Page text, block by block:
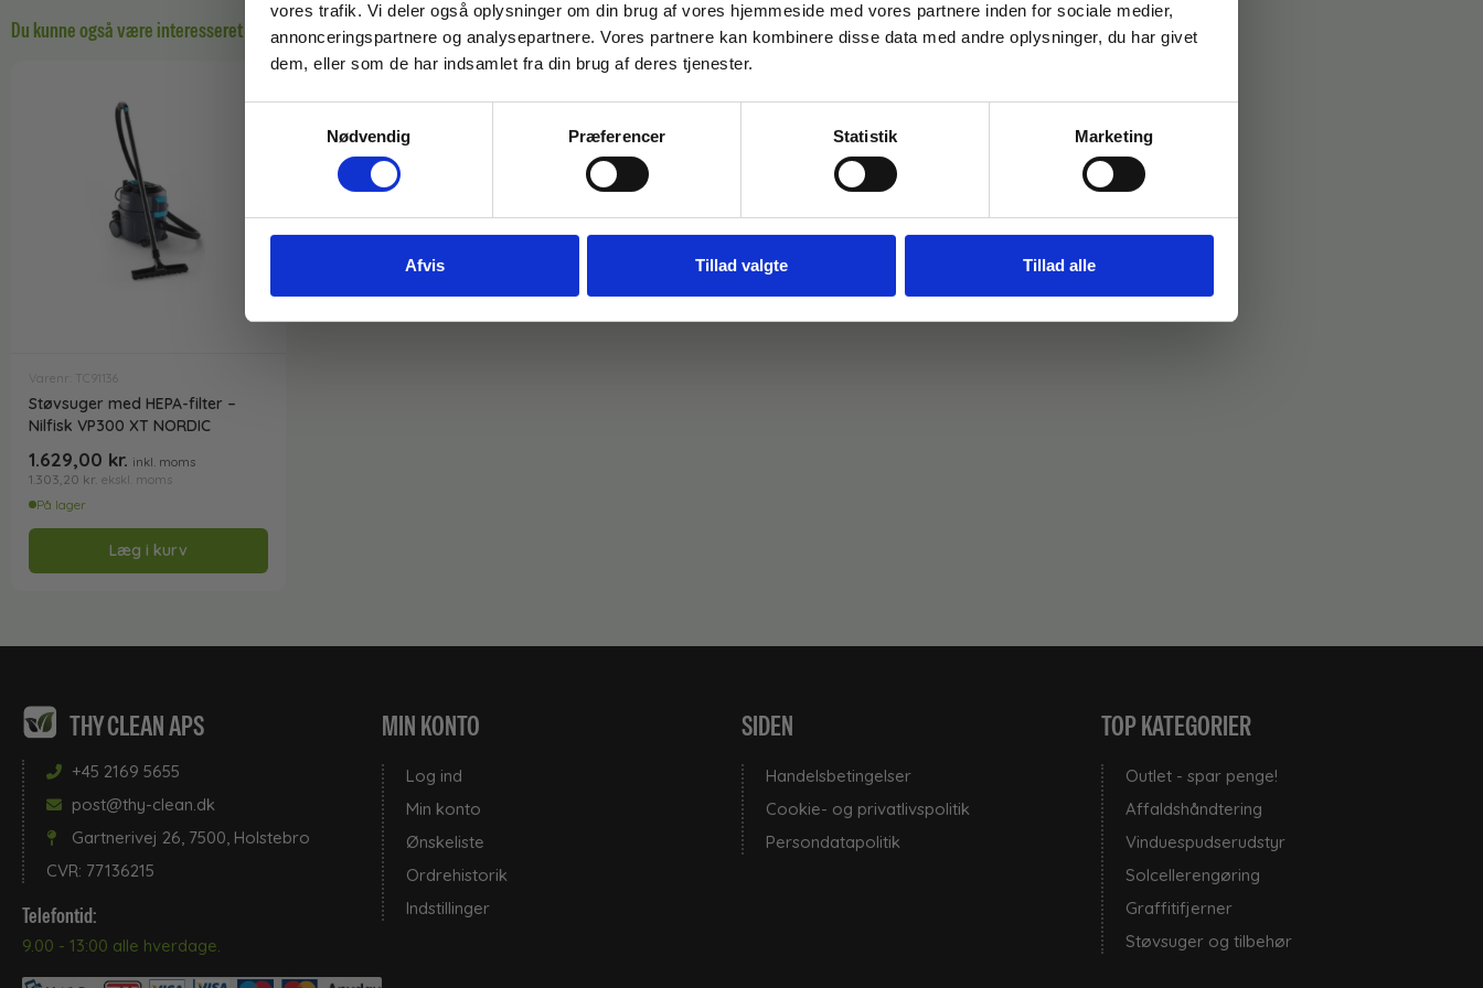
vores trafik. Vi deler også oplysninger om din brug af vores hjemmeside med vores partnere inden for sociale medier,
annonceringspartnere og analysepartnere. Vores partnere kan kombinere disse data med andre oplysninger, du har givet
dem, eller som de har indsamlet fra din brug af deres tjenester.
Nødvendig
Præferencer Statistik Marketing
Afvis Tillad valgte Tillad alle
Du kunne også være interesseret i…
Varenr: TC91136
Støvsuger med HEPA-filter –
Nilfisk VP300 XT NORDIC
1.629,00 kr. inkl. moms
1.303,20 kr. ekskl. moms
På lager
Læg i kurv
THY CLEAN APS
+45 2169 5655
post@thy-clean.dk
Gartnerivej 26, 7500, Holstebro
CVR: 77136215
Telefontid:
9.00 - 13:00 alle hverdage.
MIN KONTO
Log ind
Min konto
Ønskeliste
Ordrehistorik
Indstillinger
SIDEN
Handelsbetingelser
Cookie- og privatlivspolitik
Persondatapolitik
TOP KATEGORIER
Outlet - spar penge!
Affaldshåndtering
Vinduespudserudstyr
Solcellerengøring
Graffitifjerner
Støvsuger og tilbehør
Gem den, før den forsvinder!
Email